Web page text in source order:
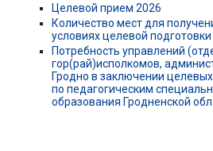
Целевой прием 2026
Количество мест для
условиях целевой
Потребность управлений
гор(рай)исполкомов,
Гродно в заключении
по педагогическим
образования Гродненской